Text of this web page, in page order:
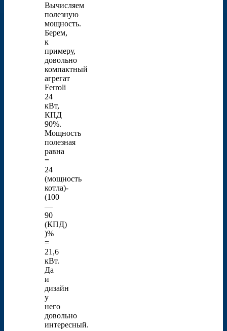
Вычисляем
полезную
мощность.
Берем,
к
примеру,
довольно
компактный
агрегат
Ferroli
24
кВт,
КПД
90%.
Мощность
полезная
равна
=
24
(мощность
котла)-
(100
—
90
(КПД)
)%
=
21,6
кВт.
Да
и
дизайн
у
него
довольно
интересный.